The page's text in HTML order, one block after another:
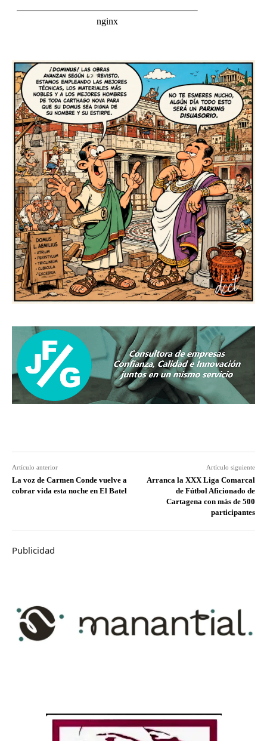
Artículo anterior
La voz de Carmen Conde vuelve a
cobrar vida esta noche en El Batel
Artículo siguiente
Arranca la XXX Liga Comarcal
de Fútbol Aficionado de
Cartagena con más de 500
participantes
Publicidad